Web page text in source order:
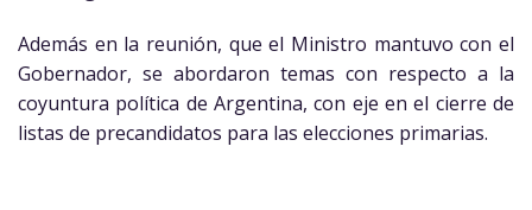
Además en la reunión, que el Ministro mantuvo con el
Gobernador, se abordaron temas con respecto a la
coyuntura política de Argentina, con eje en el cierre de
listas de precandidatos para las elecciones primarias.